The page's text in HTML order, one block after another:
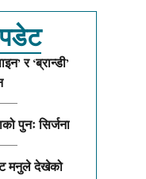
र ‘ब्रान्डी’
पुनः सिर्जना
मनुले देखेको